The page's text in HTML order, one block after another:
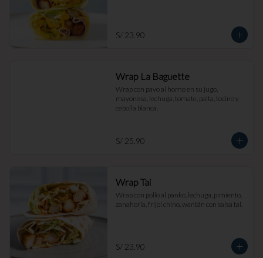
S/ 23.90
Wrap La Baguette
Wrap con pavo al horno en su jugo,
mayonesa, lechuga, tomate, palta, tocino y
cebolla blanca.
S/ 25.90
Wrap Tai
Wrap con pollo al panko, lechuga, pimiento,
zanahoria, frijol chino, wantán con salsa tai.
S/ 23.90